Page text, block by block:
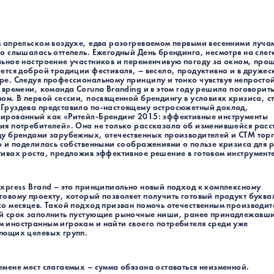
апрельском воздухе, едва разогреваемом первыми весенними
слышалась оттепель. Ежегодный День брендинга, несмотря на
настроение участников и переменчивую погоду за окном,
доброй традиции фестиваля, – весело, продуктивно и в
Следуя профессиональному принципу и тонко чувствуя непростой
времени, команда Coruna Branding и в этом году решила
В первой сессии, посвященной брендингу в условиях кризиса,
представила по-настоящему остросюжетный доклад,
как «Ритейл-Брендинг 2015: эффективные инструменты
потребителей». Она не только рассказала об изменившейся
брендами зарубежных, отечественных производителей и СТМ
и поделилась собственными соображениями о пользе кризиса для
роста, предложив эффективное решение в готовом
Brand – это принципиально новый подход к комплексному
проекту, который позволяет получить готовый продукт
месяцев. Такой подход призван помочь отечественным
срок заполнить пустующие рыночные ниши, ранее
игрокам и найти своего потребителя среди уже
целевых групп.
мест слагаемых – сумма обязана оставаться неизменной.
CORUNA
РАЗРАБОТКА НЕЙМИНГА